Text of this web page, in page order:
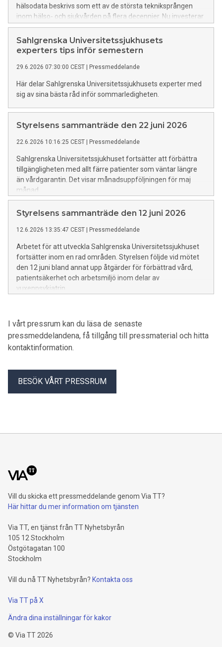
hälsodata beskrivs som ett av de största tekniksprången
inom hälso- och sjukvården på flera decennier. Nu investerar
Europeiska regionala utvecklingsfonden och Västra
Götalandsregionen 25 miljoner kronor i
Precisionsplattformen, som ska göra det enklare att
metoder för prevention, diagnostik och behandling.
Sahlgrenska Universitetssjukhusets
experters tips inför semestern
29.6.2026 07:30:00 CEST Pressmeddelande
Här delar Sahlgrenska Universitetssjukhusets experter med
sig av sina bästa råd inför sommarledigheten.
Styrelsens sammanträde den 22 juni 2026
22.6.2026 10:16:25 CEST Pressmeddelande
Sahlgrenska Universitetssjukhuset fortsätter att förbättra
tillgängligheten med allt färre patienter som väntar längre
än vårdgarantin. Det visar månadsuppföljningen för maj
månad.
Styrelsens sammanträde den 12 juni 2026
12.6.2026 13:35:47 CEST Pressmeddelande
Arbetet för att utveckla Sahlgrenska Universitetssjukhuset
fortsätter inom en rad områden. Styrelsen följde vid mötet
den 12 juni bland annat upp åtgärder för förbättrad vård,
patientsäkerhet och arbetsmiljö inom delar av
vuxenpsykiatrin.
I vårt pressrum kan du läsa de senaste
pressmeddelandena, få tillgång till pressmaterial och hitta
kontaktinformation.
BESÖK VÅRT PRESSRUM
Vill du skicka ett pressmeddelande genom Via TT?
Här hittar du mer information om tjänsten
Via TT, en tjänst från TT Nyhetsbyrån
105 12 Stockholm
Östgötagatan 100
Stockholm
Vill du nå TT Nyhetsbyrån? Kontakta oss
Via TT på X
Ändra dina inställningar för kakor
© Via TT 2026